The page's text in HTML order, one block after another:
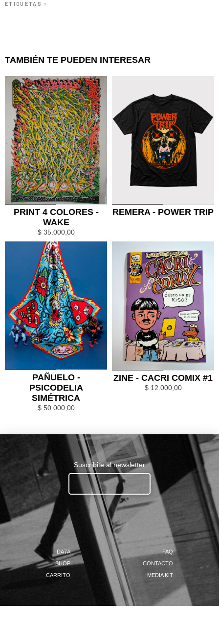
ETIQUETAS >
TAMBIÉN TE PUEDEN INTERESAR
0 1
PRINT 4 COLORES -
WAKE
$35.000,00
0 1
REMERA - POWER TRIP
0 1
PAÑUELO -
PSICODELIA
SIMÉTRICA
$50.000,00
0 1
ZINE - CACRI COMIX #1
$12.000,00
Suscribite al newsletter
Ingresa tu email.......
DA7A
SHOP
CARRITO
FAQ
CONTACTO
MEDIA KIT